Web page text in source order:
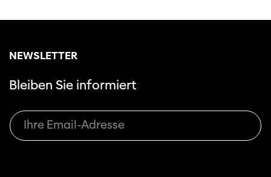
NEWSLETTER
Bleiben Sie informiert